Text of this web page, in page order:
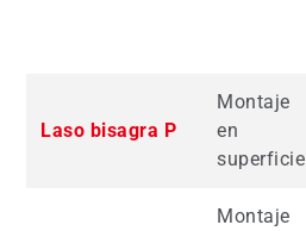
Laso bisagra P
Montaje
en
superficie
Montaje